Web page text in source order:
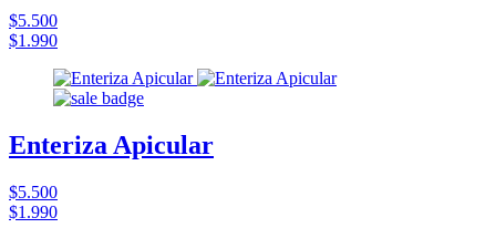
$5.500
$1.990
Enteriza Apicular
$5.500
$1.990